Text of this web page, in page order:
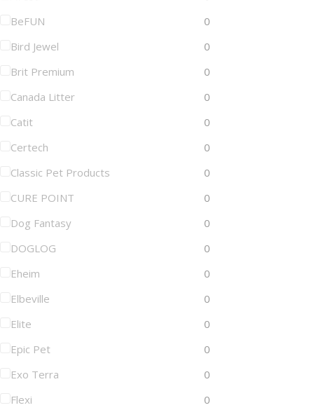
BeFUN
0
Bird Jewel
0
Brit Premium
0
Canada Litter
0
Catit
0
Certech
0
Classic Pet Products
0
CURE POINT
0
Dog Fantasy
0
DOGLOG
0
Eheim
0
Elbeville
0
Elite
0
Epic Pet
0
Exo Terra
0
Flexi
0